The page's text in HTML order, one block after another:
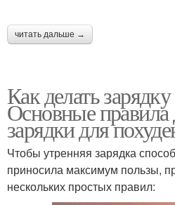
читать дальше →
Как делать
Основные
зарядки для
Чтобы утренняя зарядка
приносила максимум пользы,
нескольких простых правил: